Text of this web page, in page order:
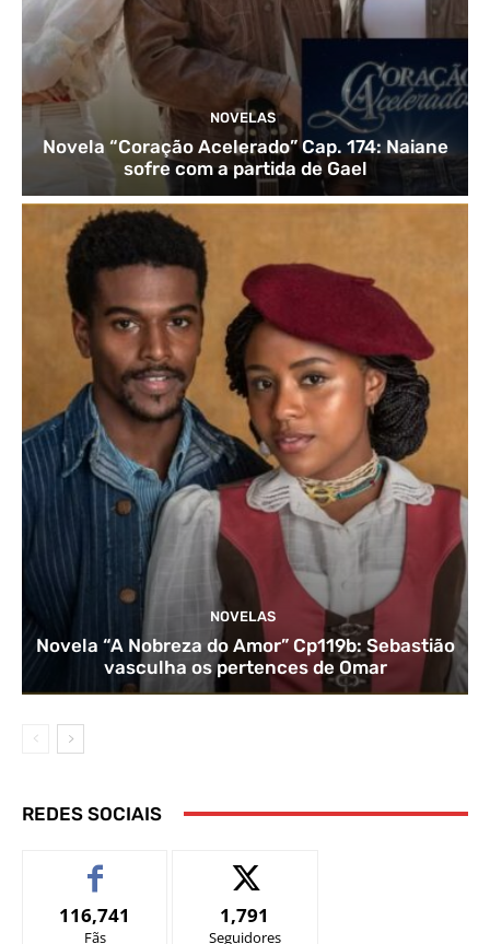
NOVELAS
Novela “Coração Acelerado” Cap. 174: Naiane
sofre com a partida de Gael
NOVELAS
Novela “A Nobreza do Amor” Cp119b: Sebastião
vasculha os pertences de Omar
REDES SOCIAIS
116,741
Fãs
1,791
Seguidores